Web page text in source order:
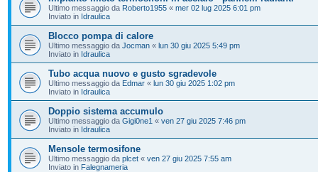
Ultimo messaggio da Roberto1955 « mer 02 lug 2025 6:01 pm
Inviato in Idraulica
Blocco pompa di calore
Ultimo messaggio da Jocman « lun 30 giu 2025 5:49 pm
Inviato in Idraulica
Tubo acqua nuovo e gusto sgradevole
Ultimo messaggio da Edmar « lun 30 giu 2025 1:02 pm
Inviato in Idraulica
Doppio sistema accumulo
Ultimo messaggio da Gigi0ne1 « ven 27 giu 2025 7:46 pm
Inviato in Idraulica
Mensole termosifone
Ultimo messaggio da plcet « ven 27 giu 2025 7:55 am
Inviato in Falegnameria